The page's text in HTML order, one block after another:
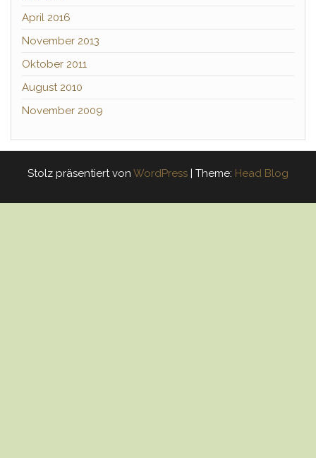
April 2016
November 2013
Oktober 2011
August 2010
November 2009
Stolz präsentiert von WordPress | Theme: Head Blog